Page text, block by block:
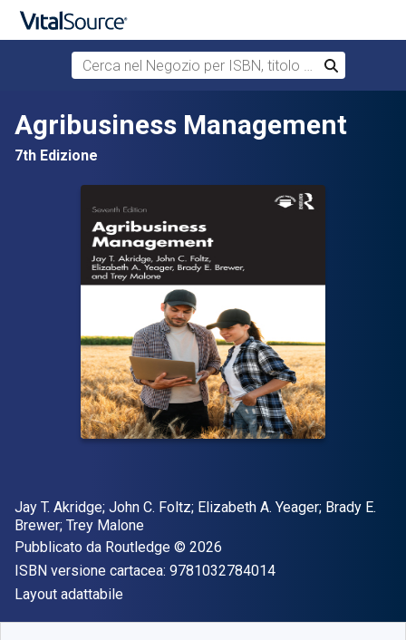
Passa al contenuto principale
Cerca nel Negozio per ISBN, titolo o autore
Cerca
Agribusiness Management
7th Edizione
Autore(i)
Jay T. Akridge; John C. Foltz; Elizabeth A. Yeager; Brady E.
Brewer; Trey Malone
Editore
Pubblicato da Routledge Copyright
© 2026
ISBN versione cartacea: 9781032784014"ISBN-13
Formato
Layout adattabile